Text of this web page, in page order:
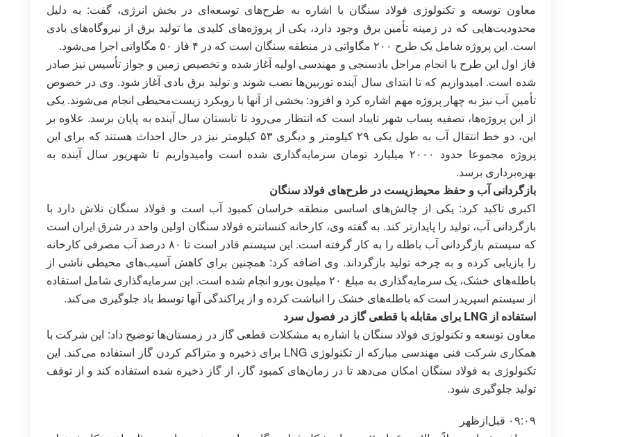
معاون توسعه و تکنولوژی فولاد سنگان با اشاره به طرح‌های توسعه‌ای در بخش انرژی، گفت: به دلیل
محدودیت‌هایی که در زمینه تأمین برق وجود دارد، یکی از پروژه‌های کلیدی ما تولید برق از نیروگاه‌های بادی
است. این پروژه شامل یک طرح ۲۰۰ مگاواتی در منطقه سنگان است که در ۴ فاز ۵۰ مگاواتی اجرا می‌شود.
فاز اول این طرح با انجام مراحل بادسنجی و مهندسی اولیه آغاز شده و تخصیص زمین و جواز تأسیس نیز صادر
شده است. امیدواریم که تا ابتدای سال آینده توربین‌ها نصب شوند و تولید برق بادی آغاز شود. وی در خصوص
تأمین آب نیز به چهار پروژه مهم اشاره کرد و افزود: بخشی از آنها با رویکرد زیست‌محیطی انجام می‌شوند. یکی
از این پروژه‌ها، تصفیه پساب شهر تایباد است که انتظار می‌رود تا تابستان سال آینده به پایان برسد. علاوه بر
این، دو خط انتقال آب به طول یکی ۲۹ کیلومتر و دیگری ۵۳ کیلومتر نیز در حال احداث هستند که برای این
پروژه مجموعا حدود ۲۰۰۰ میلیارد تومان سرمایه‌گذاری شده است وامیدواریم تا شهریور سال آینده به
بهره‌برداری برسد.
بازگردانی آب و حفظ محیط‌زیست در طرح‌های فولاد سنگان
اکبری تاکید کرد: یکی از چالش‌های اساسی منطقه خراسان کمبود آب است و فولاد سنگان تلاش دارد با
بازگردانی آب، تولید را پایدارتر کند. به گفته وی، کارخانه کنسانتره فولاد سنگان اولین واحد در شرق ایران است
که سیستم بازگردانی آب باطله را به کار گرفته است. این سیستم قادر است تا ۸۰ درصد آب مصرفی کارخانه
را بازیابی کرده و به چرخه تولید بازگرداند. وی اضافه کرد: همچنین برای کاهش آسیب‌های محیطی ناشی از
باطله‌های خشک، یک سرمایه‌گذاری به مبلغ ۲۰ میلیون یورو انجام شده است. این سرمایه‌گذاری شامل استفاده
از سیستم اسپریدر است که باطله‌های خشک را انباشت کرده و از پراکندگی آنها توسط باد جلوگیری می‌کند.
استفاده از LNG برای مقابله با قطعی گاز در فصول سرد
معاون توسعه و تکنولوژی فولاد سنگان با اشاره به مشکلات قطعی گاز در زمستان‌ها توضیح داد: این شرکت با
همکاری شرکت فنی مهندسی مبارکه از تکنولوژی LNG برای ذخیره و متراکم کردن گاز استفاده می‌کند. این
تکنولوژی به فولاد سنگان امکان می‌دهد تا در زمان‌های کمبود گاز، از گاز ذخیره شده استفاده کند و از توقف
تولید جلوگیری شود.
۰۹:۰۹ قبل‌ازظهر